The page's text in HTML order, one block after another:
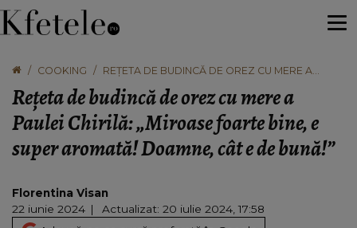
COOKING
REȚETA DE BUDINCĂ DE OREZ CU MERE A
SUPER AROMATĂ! DOAMNE, CÂT E DE BUNĂ!”
Rețeta de budincă de orez cu mere a
Paulei Chirilă: „Miroase foarte bine, e
super aromată! Doamne, cât e de bună!”
Florentina Visan
22 iunie 2024
Actualizat: 20 iulie 2024, 17:58